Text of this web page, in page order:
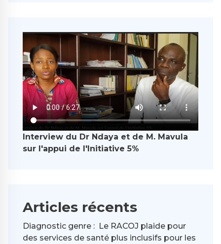
Interview du Dr Ndaya et de M. Mavula
sur l'appui de l'Initiative 5%
Articles récents
Diagnostic genre : Le RACOJ plaide pour
des services de santé plus inclusifs pour les